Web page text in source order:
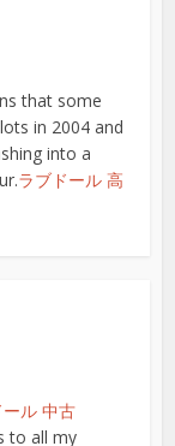
that some
in 2004 and
into a
ラブドール 高
ル 中古
to all my